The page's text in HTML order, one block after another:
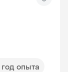
год опыта